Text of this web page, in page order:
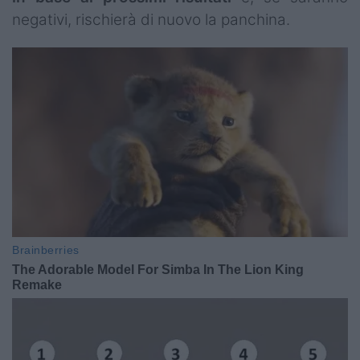
negativi, rischierà di nuovo la panchina.